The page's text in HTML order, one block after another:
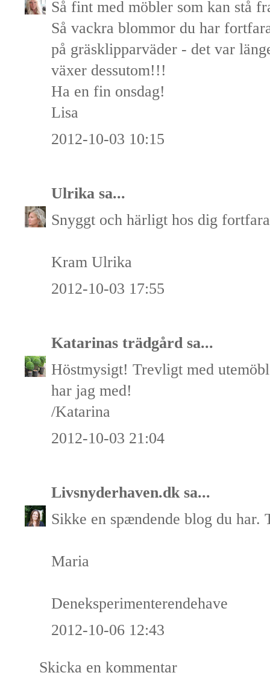
Så fint med möbler som kan stå
Så vackra blommor du har
på gräsklipparväder - det var
växer dessutom!!!
Ha en fin onsdag!
Lisa
2012-10-03 10:15
Ulrika sa...
Snyggt och härligt hos dig
Kram Ulrika
2012-10-03 17:55
Katarinas trädgård sa...
Höstmysigt! Trevligt med
har jag med!
/Katarina
2012-10-03 21:04
Livsnyderhaven.dksa...
Sikke en spændende blog du har.
Maria
Deneksperimenterendehave
2012-10-06 12:43
Skicka en kommentar